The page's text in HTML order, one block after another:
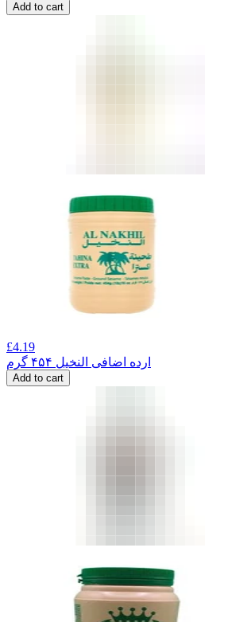
Add to cart
£4.19
ارده اضافی النخیل ۴۵۴ گرم
Add to cart